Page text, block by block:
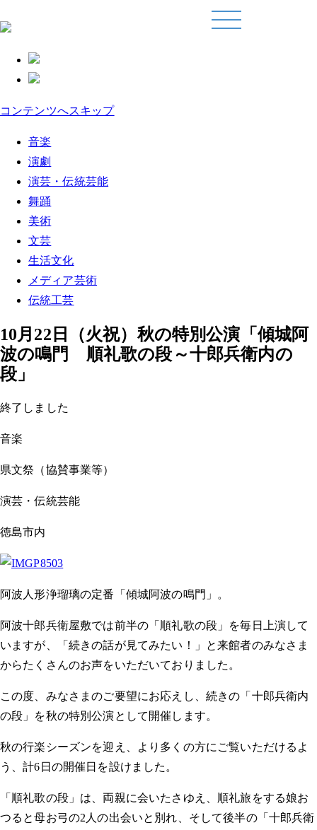
コンテンツへスキップ
音楽
演劇
演芸・伝統芸能
舞踊
美術
文芸
生活文化
メディア芸術
伝統工芸
10月22日（火祝）秋の特別公演「傾城阿
波の鳴門 順礼歌の段～十郎兵衛内の
段」
終了しました
音楽
県文祭（協賛事業等）
演芸・伝統芸能
徳島市内
阿波人形浄瑠璃の定番「傾城阿波の鳴門」。
阿波十郎兵衛屋敷では前半の「順礼歌の段」を毎日上演して
いますが、「続きの話が見てみたい！」と来館者のみなさま
からたくさんのお声をいただいておりました。
この度、みなさまのご要望にお応えし、続きの「十郎兵衛内
の段」を秋の特別公演として開催します。
秋の行楽シーズンを迎え、より多くの方にご覧いただけるよ
う、計6日の開催日を設けました。
「順礼歌の段」は、両親に会いたさゆえ、順礼旅をする娘お
つると母お弓の2人の出会いと別れ、そして後半の「十郎兵衛